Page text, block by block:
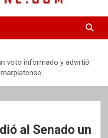
y cultural.
voto informado y advirtió
al Senado un